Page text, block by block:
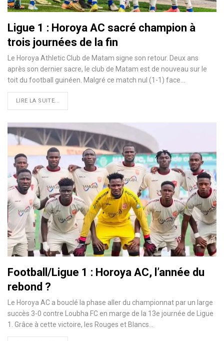
Ligue 1 : Horoya AC sacré champion à
trois journées de la fin
Le Horoya Athletic Club de Matam signe son retour. Deux ans
après son dernier sacre, le club de Matam est de nouveau sur le
toit du football guinéen. Malgré ce match nul (1-1) face…
LIRE LA SUITE...
Football/Ligue 1 : Horoya AC, l’année du
rebond ?
Le Horoya AC a bouclé la phase aller du championnat par un large
succès 3-0 contre Loubha FC en marge de la 13e journée de Ligue
1. Grâce à cette victoire, les Rouges et Blancs…